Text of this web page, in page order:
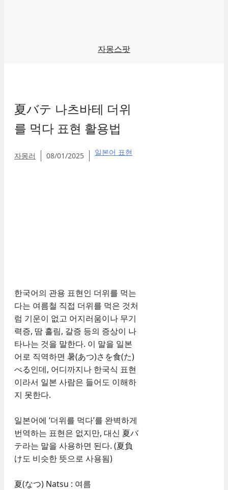
자몽스팟
夏バテ 나츠바테 더위
를 먹다 표현 활용법
자몽러 08/01/2025 일본어 표현
한국어의 관용 표현인 더위를 먹는
다는 여름철 직접 더위를 먹은 것처
럼 기운이 없고 어지러움이나 무기
력증, 땀 흘림, 갈증 등의 증상이 나
타나는 것을 말한다. 이 말을 일본
어로 직역하면 暑(あつ)さを食(た)
べる인데, 어디까지나 한국식 표현
이라서 일본 사람은 들어도 이해하
지 못한다.
일본어에 ‘더위를 먹다’를 완벽하게
번역하는 표현은 없지만, 대신 夏バ
テ라는 말을 사용하면 된다. (夏負
け도 비슷한 뜻으로 사용됨)
夏(なつ) Natsu : 여름